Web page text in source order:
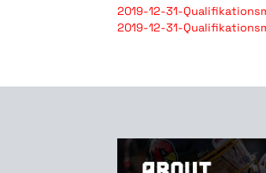
2019-12-31-
2019-12-31-